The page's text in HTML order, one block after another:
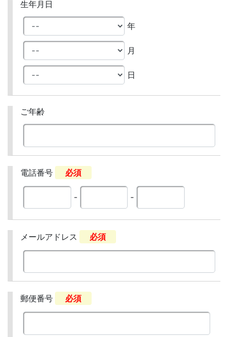
生年月日
年
月
日
ご年齢
電話番号 必須
- -
メールアドレス 必須
郵便番号 必須